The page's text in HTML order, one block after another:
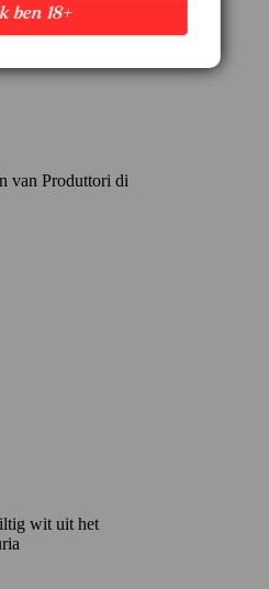
met frisheid uit de
wit uit het
ben 18+